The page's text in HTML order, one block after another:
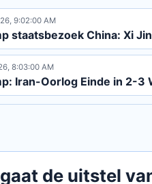
9:02:00 AM
staatsbezoek China: Xi
8:03:00 AM
Iran-Oorlog Einde in 2-3
de uitstel